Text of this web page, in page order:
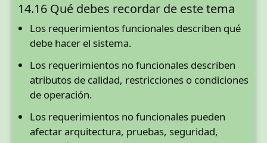
14.16 Qué debes recordar de este tema
Los requerimientos funcionales describen qué
debe hacer el sistema.
Los requerimientos no funcionales describen
atributos de calidad, restricciones o condiciones
de operación.
Los requerimientos no funcionales pueden
afectar arquitectura, pruebas, seguridad,